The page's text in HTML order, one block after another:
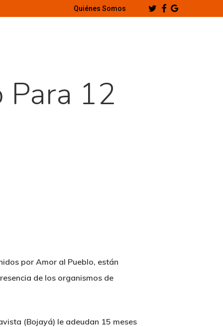
Quiénes Somos TwitterFacebook
Google-
Plus
Para 12
por Amor al Pueblo, están
de los organismos de
(Bojayá) le adeudan 15 meses